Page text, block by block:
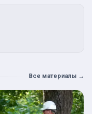
Все материалы →